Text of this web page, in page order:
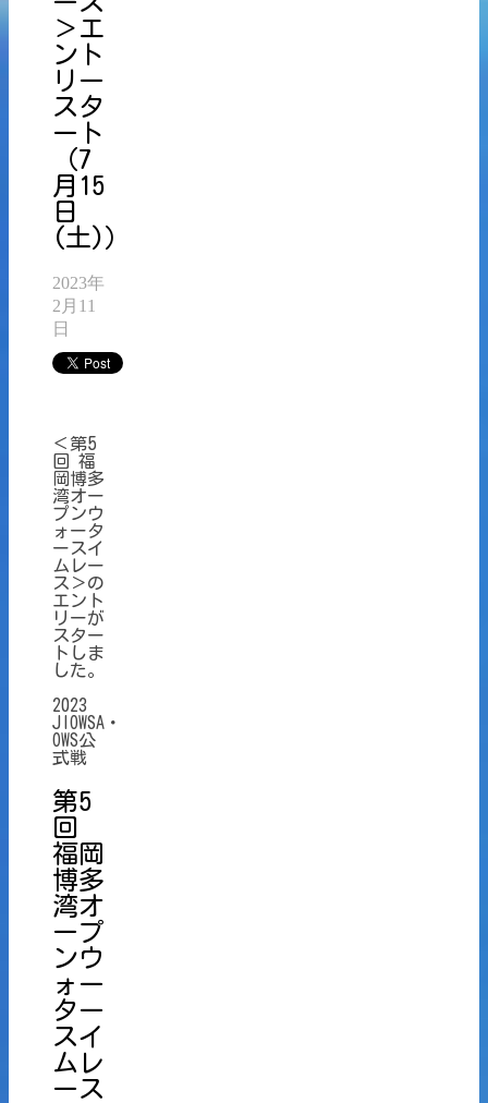
＞エ
ント
リー
スタ
ート
（7
月15
日
(土)）
2023年
2月11
日
＜第5
回 福
岡博多
湾オー
プンウ
ォータ
ースイ
ムレー
ス＞の
エント
リーが
スター
トしま
した。
2023
JIOWSA・
OWS公
式戦
第5
回
福岡
博多
湾オ
ープ
ンウ
ォー
ター
スイ
ムレ
ース